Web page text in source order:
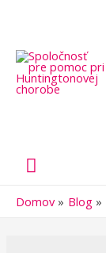
Hlavné
Menu
Domov Blog